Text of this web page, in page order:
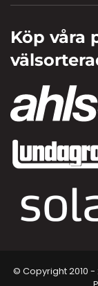
Köp våra
© Copyright 2010